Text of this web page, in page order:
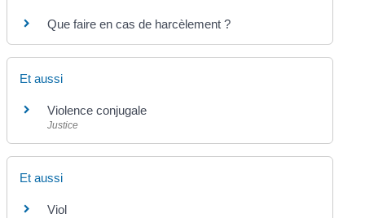
Que faire en cas de harcèlement ?
Et aussi
Violence conjugale
Justice
Et aussi
Viol